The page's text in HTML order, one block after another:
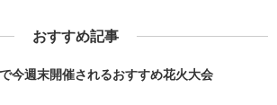
おすすめ記事
今週末開催されるおすすめ花火大会